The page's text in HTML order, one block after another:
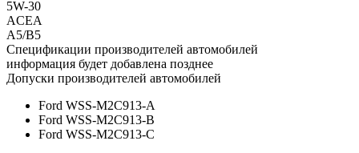
5W-30
ACEA
A5/B5
Спецификации производителей автомобилей
информация будет добавлена позднее
Допуски производителей автомобилей
Ford WSS-M2C913-A
Ford WSS-M2C913-B
Ford WSS-M2C913-C